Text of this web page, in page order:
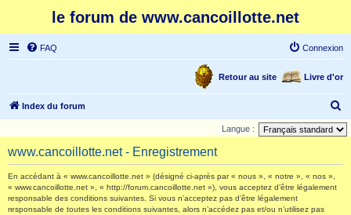
le forum de www.cancoillotte.net
FAQ Connexion
Livre d'or
Retour au site
Index du forum
e
Langue :
www.cancoillotte.net - Enregistrement
En accédant à « www.cancoillotte.net » (désigné ci-après par « nous », « notre », « nos »,
« www.cancoillotte.net », « http://forum.cancoillotte.net »), vous acceptez d’être légalement
responsable des conditions suivantes. Si vous n’acceptez pas d’être légalement
responsable de toutes les conditions suivantes, alors n’accédez pas et/ou n’utilisez pas